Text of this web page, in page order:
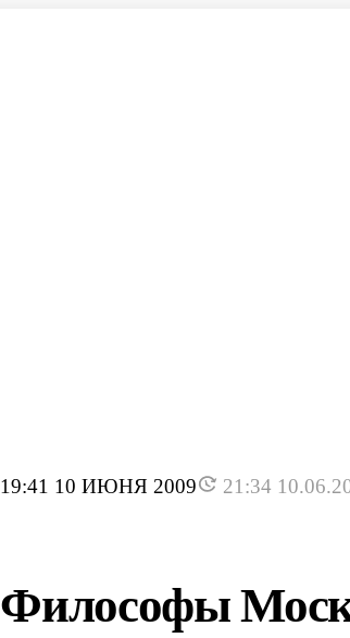
19:41 10 ИЮНЯ 2009 21:34
Философы